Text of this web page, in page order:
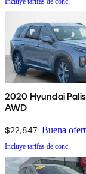
2020 Hyundai
AWD
$22,847 Buena
Incluye tarifas de conc.